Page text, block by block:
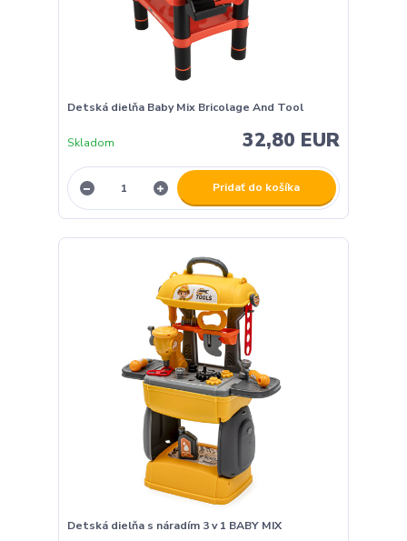
Detská dielňa Baby Mix Bricolage And Tool
32,80 EUR
Skladom
Pridať do košíka
Detská dielňa s náradím 3 v 1 BABY MIX